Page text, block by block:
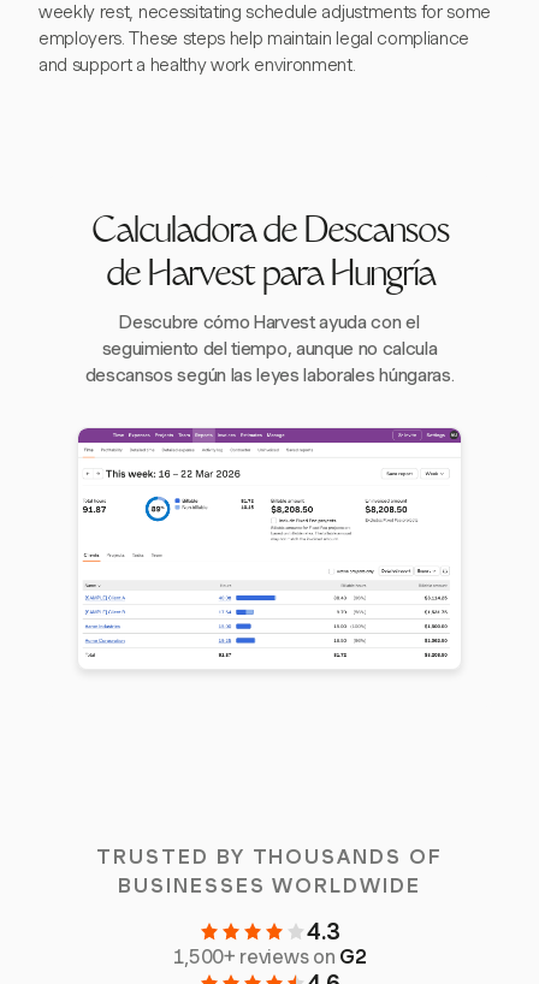
weekly rest, necessitating schedule adjustments for some
employers. These steps help maintain legal compliance
and support a healthy work environment.
Calculadora de Descansos
de Harvest para Hungría
Descubre cómo Harvest ayuda con el
seguimiento del tiempo, aunque no calcula
descansos según las leyes laborales húngaras.
TRUSTED BY THOUSANDS OF
BUSINESSES WORLDWIDE
4.3
1,500+ reviews on G2